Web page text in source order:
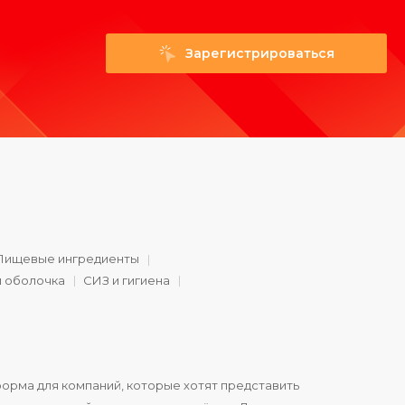
Зарегистрироваться
ингредиенты
оболочка
СИЗ и гигиена
для компаний, которые хотят представить